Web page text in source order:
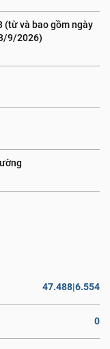
(từ và bao gồm ngày
9/2026)
47.488|6.554
0